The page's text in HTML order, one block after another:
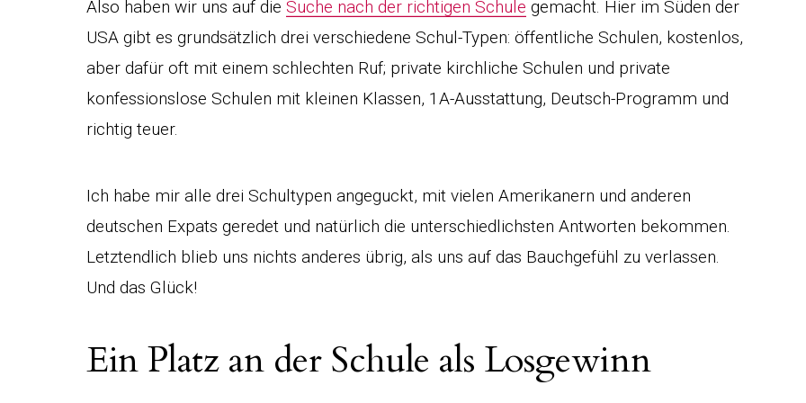
Also haben wir uns auf die Suche nach der richtigen Schule gemacht. Hier im Süden der
USA gibt es grundsätzlich drei verschiedene Schul-Typen: öffentliche Schulen, kostenlos,
aber dafür oft mit einem schlechten Ruf; private kirchliche Schulen und private
konfessionslose Schulen mit kleinen Klassen, 1A-Ausstattung, Deutsch-Programm und
richtig teuer.
Ich habe mir alle drei Schultypen angeguckt, mit vielen Amerikanern und anderen
deutschen Expats geredet und natürlich die unterschiedlichsten Antworten bekommen.
Letztendlich blieb uns nichts anderes übrig, als uns auf das Bauchgefühl zu verlassen.
Und das Glück!
Ein Platz an der Schule als Losgewinn